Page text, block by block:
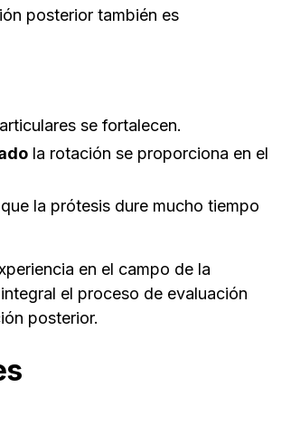
posterior también es
se fortalecen.
la rotación se proporciona en el
la prótesis dure mucho tiempo
en el campo de la
el proceso de evaluación
posterior.